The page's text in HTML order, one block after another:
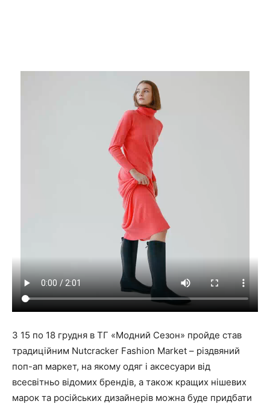
З 15 по 18 грудня в ТГ «Модний Сезон» пройде став
традиційним Nutcracker Fashion Market – різдвяний
поп-ап маркет, на якому одяг і аксесуари від
всесвітньо відомих брендів, а також кращих нішевих
марок та російських дизайнерів можна буде придбати